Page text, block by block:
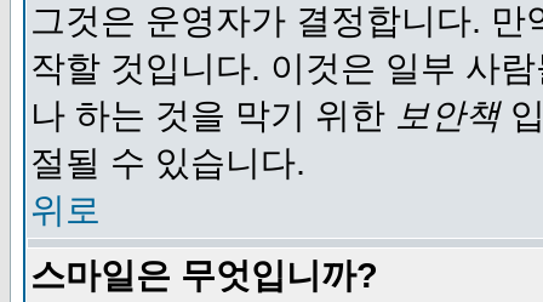
그것은 운영자가 결정합니다.
작할 것입니다. 이것은 일부 사
나 하는 것을 막기 위한 보안책
절될 수 있습니다.
위로
스마일은 무엇입니까?